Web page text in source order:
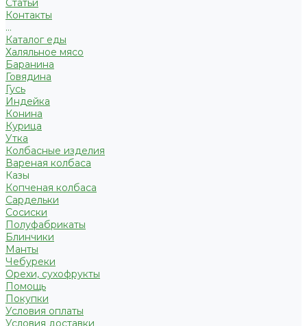
Статьи
Контакты
...
Каталог еды
Халяльное мясо
Баранина
Говядина
Гусь
Индейка
Конина
Курица
Утка
Колбасные изделия
Вареная колбаса
Казы
Копченая колбаса
Сардельки
Сосиски
Полуфабрикаты
Блинчики
Манты
Чебуреки
Орехи, сухофрукты
Помощь
Покупки
Условия оплаты
Условия доставки